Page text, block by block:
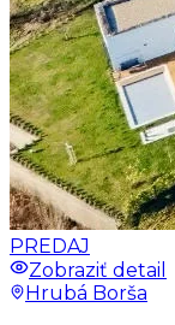
PREDAJ
Zobraziť detail
Hrubá Borša